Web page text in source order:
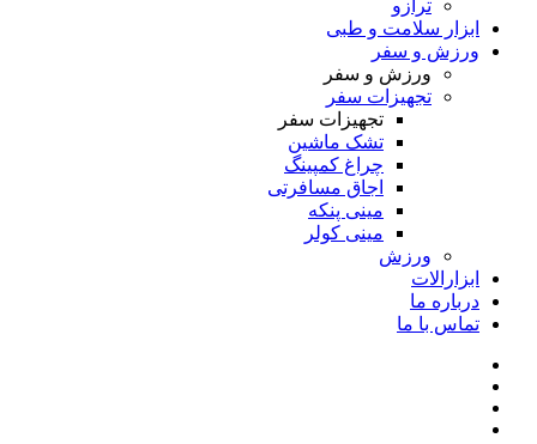
ترازو
ابزار سلامت و طبی
ورزش و سفر
ورزش و سفر
تجهیزات سفر
تجهیزات سفر
تشک ماشین
چراغ کمپینگ
اجاق مسافرتی
مینی پنکه
مینی کولر
ورزش
ابزارالات
درباره ما
تماس با ما